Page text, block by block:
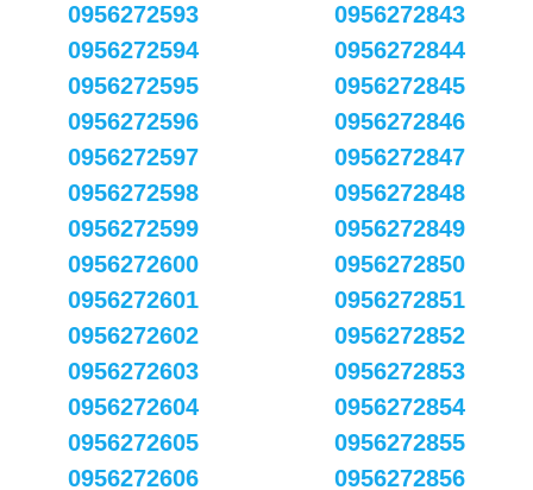
0956272593
0956272594
0956272595
0956272596
0956272597
0956272598
0956272599
0956272600
0956272601
0956272602
0956272603
0956272604
0956272605
0956272606
0956272843
0956272844
0956272845
0956272846
0956272847
0956272848
0956272849
0956272850
0956272851
0956272852
0956272853
0956272854
0956272855
0956272856